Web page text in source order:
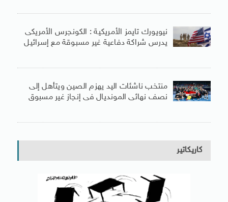
نيويورك تايمز الأمريكية : الكونجرس الأمريكى
يدرس شراكة دفاعية غير مسبوقة مع إسرائيل
منتخب ناشئات اليد يهزم الصين ويتأهل إلى
نصف نهائى المونديال فى إنجاز غير مسبوق
كاريكاتير